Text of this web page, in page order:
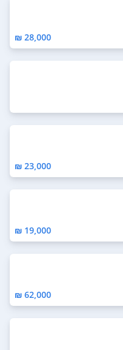
28,000 ₪
23,000 ₪
19,000 ₪
62,000 ₪